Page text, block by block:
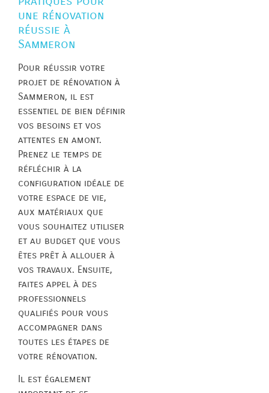
une rénovation
réussie à
Sammeron
Pour réussir votre
projet de rénovation à
Sammeron, il est
essentiel de bien définir
vos besoins et vos
attentes en amont.
Prenez le temps de
réfléchir à la
configuration idéale de
votre espace de vie,
aux matériaux que
vous souhaitez utiliser
et au budget que vous
êtes prêt à allouer à
vos travaux. Ensuite,
faites appel à des
professionnels
qualifiés pour vous
accompagner dans
toutes les étapes de
votre rénovation.
Il est également